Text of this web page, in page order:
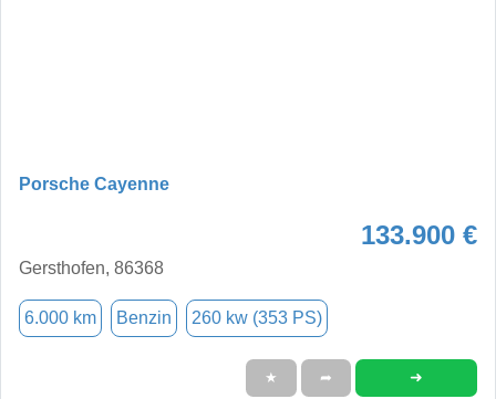
Porsche Cayenne
133.900 €
Gersthofen, 86368
6.000 km Benzin 260 kw (353 PS)
★ ➦ ➜